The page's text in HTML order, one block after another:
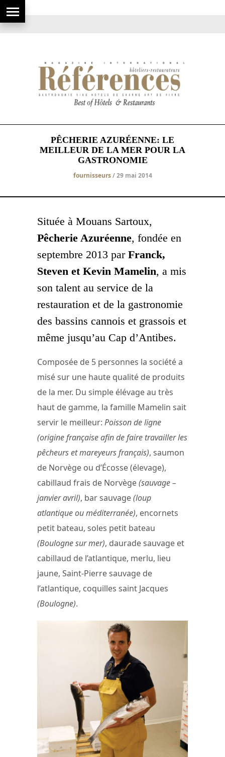
PÊCHERIE AZURÉENNE: LE
MEILLEUR DE LA MER POUR LA
GASTRONOMIE
fournisseurs/ 29 mai 2014
Située à Mouans Sartoux,
Pêcherie Azuréenne, fondée en
septembre 2013 par Franck,
Steven et Kevin Mamelin, a mis
son talent au service de la
restauration et de la gastronomie
des bassins cannois et grassois et
même jusqu’au Cap d’Antibes.
Composée de 5 personnes la société a
misé sur une haute qualité de produits
de la mer. Du simple élévage au très
haut de gamme, la famille Mamelin sait
servir le meilleur: Poisson de ligne
(origine française afin de faire travailler les
pêcheurs et mareyeurs français), saumon
de Norvège ou d’Écosse (élevage),
cabillaud frais de Norvège(sauvage –
janvier avril), bar sauvage(loup
atlantique ou méditerranée), encornets
petit bateau, soles petit bateau
(Boulogne sur mer), daurade sauvage et
cabillaud de l’atlantique, merlu, lieu
jaune, Saint-Pierre sauvage de
l’atlantique, coquilles saint Jacques
(Boulogne).